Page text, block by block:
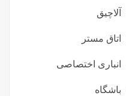
آلاچیق
اتاق مستر
انباری اختصاصی
باشگاه